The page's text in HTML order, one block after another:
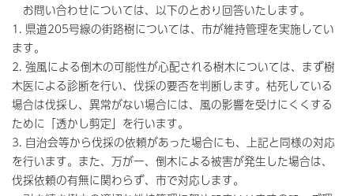
お問い合わせについては、以下のとおり回答いたします。
1. 県道205号線の街路樹については、市が維持管理を実施してい
ます。
2. 強風による倒木の可能性が心配される樹木については、まず樹
木医による診断を行い、伐採の要否を判断します。枯死している
場合は伐採し、異常がない場合には、風の影響を受けにくくする
ために「透かし剪定」を行います。
3. 自治会等から伐採の依頼があった場合にも、上記と同様の対応
を行います。また、万が一、倒木による被害が発生した場合は、
伐採依頼の有無に関わらず、市で対応します。